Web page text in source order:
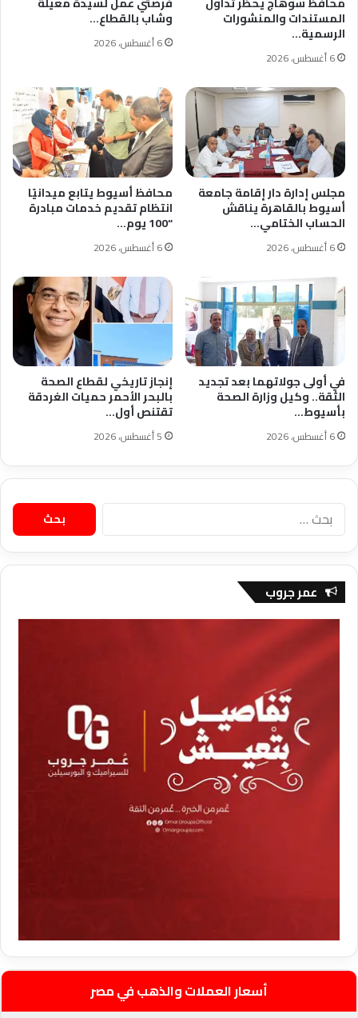
المستندات والمنشورات
الرسمية…
6 أغسطس، 2026
وشاب بالقطاع…
6 أغسطس، 2026
مجلس إدارة دار إقامة جامعة
أسيوط بالقاهرة يناقش
الحساب الختامي…
6 أغسطس، 2026
محافظ أسيوط يتابع ميدانيًا
انتظام تقديم خدمات مبادرة
“100 يوم…
6 أغسطس، 2026
في أولى جولاتهما بعد تجديد
الثقة.. وكيل وزارة الصحة
بأسيوط…
6 أغسطس، 2026
إنجاز تاريخي لقطاع الصحة
بالبحر الأحمر حميات الغردقة
تقتنص أول…
5 أغسطس، 2026
البحث
عن:
عمر جروب
أسعار العملات والذهب في مصر